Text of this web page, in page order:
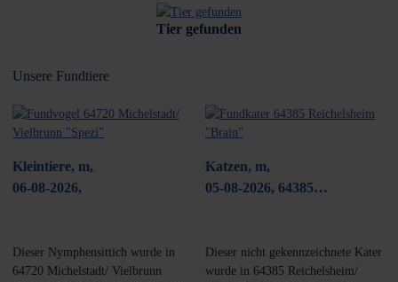
Tier gefunden
Unsere Fundtiere
Kleintiere, m,
06-08-2026,
Dieser Nymphensittich wurde in
64720 Michelstadt/ Vielbrunn
Katzen, m,
05-08-2026, 64385
Dieser nicht gekennzeichnete Kater
wurde in 64385 Reichelsheim/